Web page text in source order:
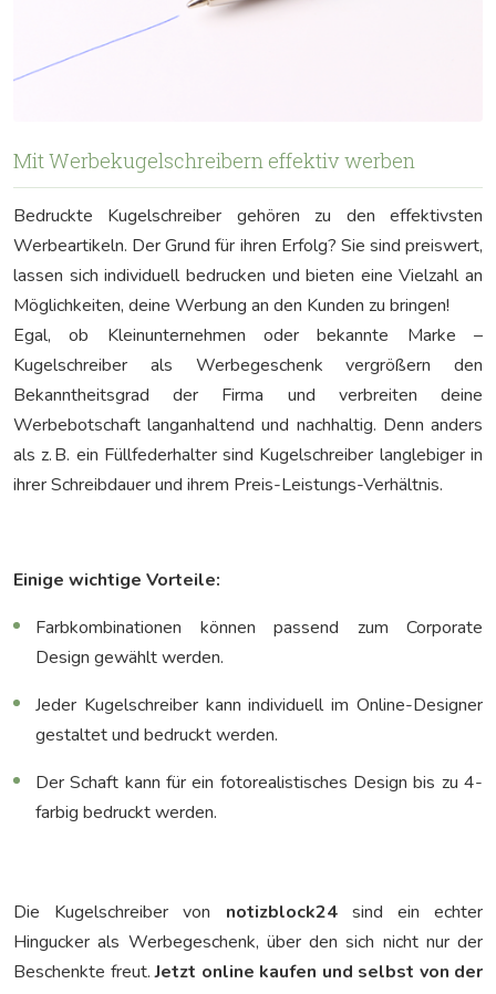
Mit Werbekugelschreibern effektiv werben
Bedruckte Kugelschreiber gehören zu den effektivsten
Werbeartikeln. Der Grund für ihren Erfolg? Sie sind preiswert,
lassen sich individuell bedrucken und bieten eine Vielzahl an
Möglichkeiten, deine Werbung an den Kunden zu bringen!
Egal, ob Kleinunternehmen oder bekannte Marke –
Kugelschreiber als Werbegeschenk vergrößern den
Bekanntheitsgrad der Firma und verbreiten deine
Werbebotschaft langanhaltend und nachhaltig. Denn anders
als z. B. ein Füllfederhalter sind Kugelschreiber langlebiger in
ihrer Schreibdauer und ihrem Preis-Leistungs-Verhältnis.
Einige wichtige Vorteile:
Farbkombinationen können passend zum Corporate
Design gewählt werden.
Jeder Kugelschreiber kann individuell im Online-Designer
gestaltet und bedruckt werden.
Der Schaft kann für ein fotorealistisches Design bis zu 4-
farbig bedruckt werden.
Die Kugelschreiber von notizblock24sind ein echter
Hingucker als Werbegeschenk, über den sich nicht nur der
Beschenkte freut.Jetzt online kaufen und selbst von der